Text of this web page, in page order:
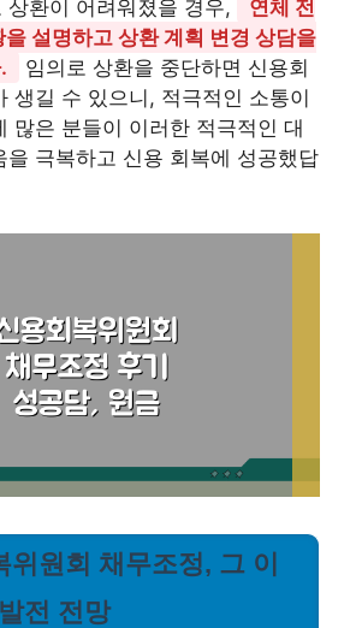
상환이 어려워졌을 경우,
연체 전
설명하고 상환 계획 변경 상담을
임의로 상환을 중단하면 신용회
생길 수 있으니, 적극적인 소통이
많은 분들이 이러한 적극적인 대
을 극복하고 신용 회복에 성공했답
위원회 채무조정, 그 이
전 전망